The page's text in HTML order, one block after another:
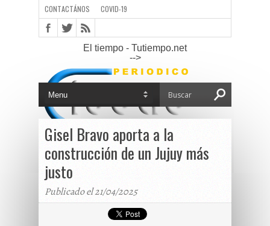
CONTACTÁNOS COVID-19
El tiempo - Tutiempo.net
-->
Gisel Bravo aporta a la
construcción de un Jujuy más
justo
Publicado el 21/04/2025